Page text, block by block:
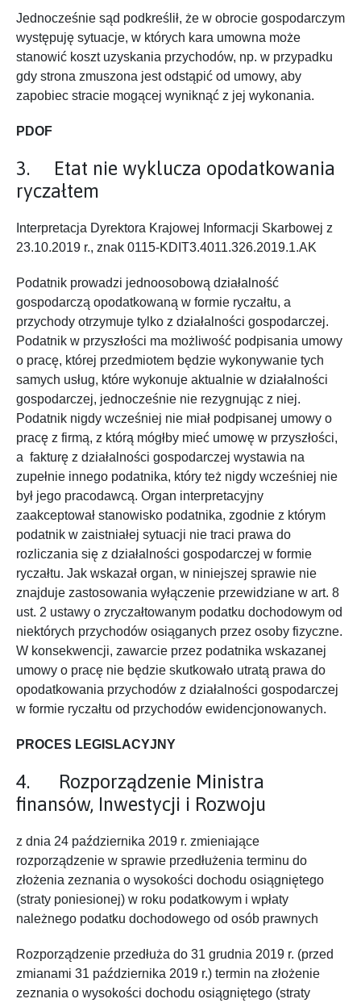
Jednocześnie sąd podkreślił, że w obrocie gospodarczym
występuję sytuacje, w których kara umowna może
stanowić koszt uzyskania przychodów, np. w przypadku
gdy strona zmuszona jest odstąpić od umowy, aby
zapobiec stracie mogącej wyniknąć z jej wykonania.
PDOF
3. Etat nie wyklucza opodatkowania
ryczałtem
Interpretacja Dyrektora Krajowej Informacji Skarbowej z
23.10.2019 r., znak 0115-KDIT3.4011.326.2019.1.AK
Podatnik prowadzi jednoosobową działalność
gospodarczą opodatkowaną w formie ryczałtu, a
przychody otrzymuje tylko z działalności gospodarczej.
Podatnik w przyszłości ma możliwość podpisania umowy
o pracę, której przedmiotem będzie wykonywanie tych
samych usług, które wykonuje aktualnie w działalności
gospodarczej, jednocześnie nie rezygnując z niej.
Podatnik nigdy wcześniej nie miał podpisanej umowy o
pracę z firmą, z którą mógłby mieć umowę w przyszłości,
a fakturę z działalności gospodarczej wystawia na
zupełnie innego podatnika, który też nigdy wcześniej nie
był jego pracodawcą. Organ interpretacyjny
zaakceptował stanowisko podatnika, zgodnie z którym
podatnik w zaistniałej sytuacji nie traci prawa do
rozliczania się z działalności gospodarczej w formie
ryczałtu. Jak wskazał organ, w niniejszej sprawie nie
znajduje zastosowania wyłączenie przewidziane w art. 8
ust. 2 ustawy o zryczałtowanym podatku dochodowym od
niektórych przychodów osiąganych przez osoby fizyczne.
W konsekwencji, zawarcie przez podatnika wskazanej
umowy o pracę nie będzie skutkowało utratą prawa do
opodatkowania przychodów z działalności gospodarczej
w formie ryczałtu od przychodów ewidencjonowanych.
PROCES LEGISLACYJNY
4. Rozporządzenie Ministra
finansów, Inwestycji i Rozwoju
z dnia 24 października 2019 r. zmieniające
rozporządzenie w sprawie przedłużenia terminu do
złożenia zeznania o wysokości dochodu osiągniętego
(straty poniesionej) w roku podatkowym i wpłaty
należnego podatku dochodowego od osób prawnych
Rozporządzenie przedłuża do 31 grudnia 2019 r. (przed
zmianami 31 października 2019 r.) termin na złożenie
zeznania o wysokości dochodu osiągniętego (straty